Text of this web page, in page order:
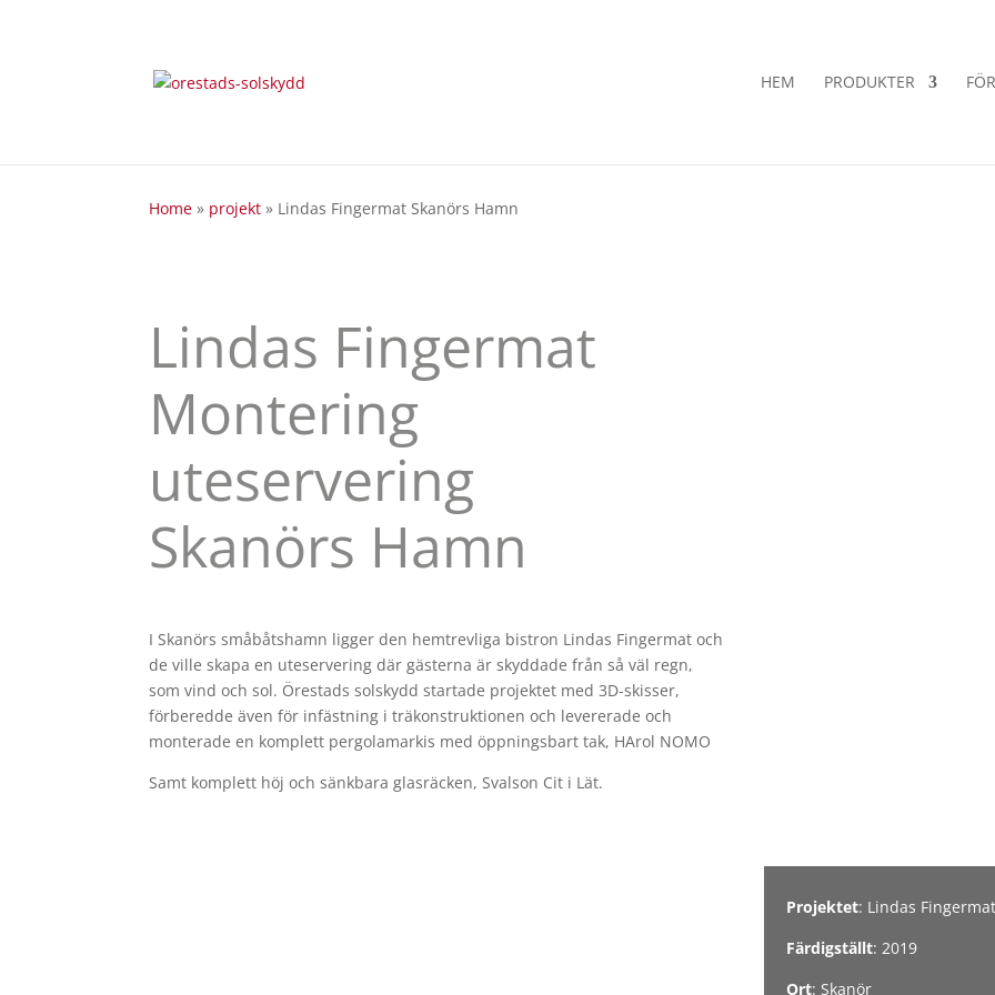
HEM PRODUKTER
Home » projekt » Lindas Fingermat Skanörs Hamn
Lindas Fingermat
Montering
uteservering
Skanörs Hamn
I Skanörs småbåtshamn ligger den hemtrevliga bistron Lindas Fingermat och
de ville skapa en uteservering där gästerna är skyddade från så väl regn,
som vind och sol. Örestads solskydd startade projektet med 3D-skisser,
förberedde även för infästning i träkonstruktionen och levererade och
monterade en komplett pergolamarkis med öppningsbart tak, HArol NOMO
Samt komplett höj och sänkbara glasräcken, Svalson Cit i Lät.
Projektet: Lindas
Färdigställt: 2019
Ort: Skanör